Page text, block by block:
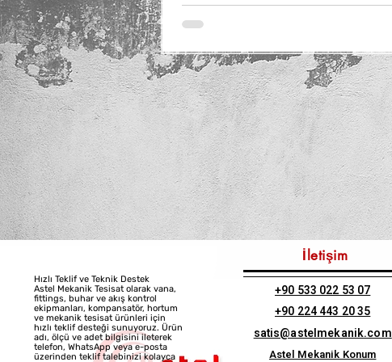
Hızlı Teklif ve Teknik Destek
Astel Mekanik Tesisat olarak vana,
fittings, buhar ve akış kontrol
ekipmanları, kompansatör, hortum
ve mekanik tesisat ürünleri için
hızlı teklif desteği sunuyoruz. Ürün
adı, ölçü ve adet bilgisini ileterek
telefon, WhatsApp veya e-posta
üzerinden teklif talebinizi kolayca
İletişim
+90 533 022 53 07
+90 224 443 20 35
satis@astelmekanik.com
Astel Mekanik Konum